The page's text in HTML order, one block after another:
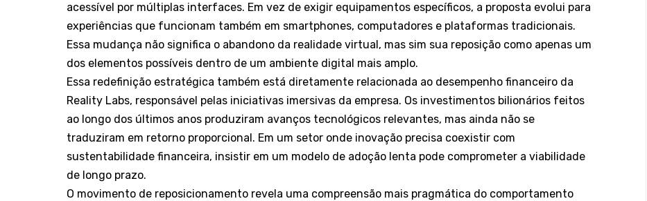
acessível por múltiplas interfaces. Em vez de exigir equipamentos específicos, a proposta evolui para
experiências que funcionam também em smartphones, computadores e plataformas tradicionais.
Essa mudança não significa o abandono da realidade virtual, mas sim sua reposição como apenas um
dos elementos possíveis dentro de um ambiente digital mais amplo.
Essa redefinição estratégica também está diretamente relacionada ao desempenho financeiro da
Reality Labs, responsável pelas iniciativas imersivas da empresa. Os investimentos bilionários feitos
ao longo dos últimos anos produziram avanços tecnológicos relevantes, mas ainda não se
traduziram em retorno proporcional. Em um setor onde inovação precisa coexistir com
sustentabilidade financeira, insistir em um modelo de adoção lenta pode comprometer a viabilidade
de longo prazo.
O movimento de reposicionamento revela uma compreensão mais pragmática do comportamento